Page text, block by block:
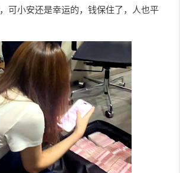
可小安还是幸运的，钱保住了，人也平